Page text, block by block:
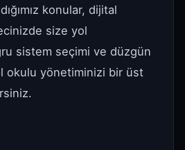
konular, dijital
size yol
sistem seçimi ve düzgün
okulu yönetiminizi bir üst